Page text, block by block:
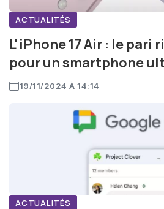
ACTUALITÉS
L'iPhone 17 Air : le pari
pour un smartphone
19/11/2024 À 14:14
ACTUALITÉS